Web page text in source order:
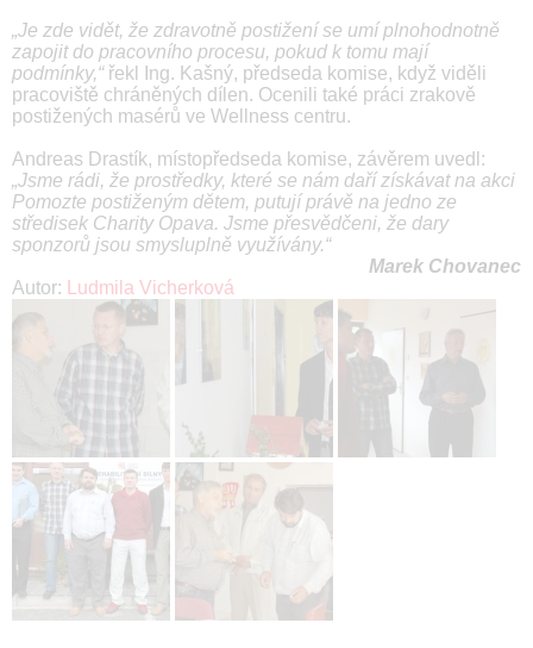
„Je zde vidět, že zdravotně postižení se umí plnohodnotně
zapojit do pracovního procesu, pokud k tomu mají
podmínky,“ řekl Ing. Kašný, předseda komise, když viděli
pracoviště chráněných dílen. Ocenili také práci zrakově
postižených masérů ve Wellness centru.
Andreas Drastík, místopředseda komise, závěrem uvedl:
„Jsme rádi, že prostředky, které se nám daří získávat na akci
Pomozte postiženým dětem, putují právě na jedno ze
středisek Charity Opava. Jsme přesvědčeni, že dary
sponzorů jsou smysluplně využívány.“
Marek Chovanec
Autor: Ludmila Vicherková